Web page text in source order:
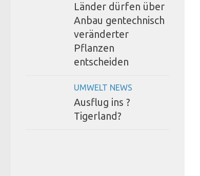
Länder dürfen über
Anbau gentechnisch
veränderter
Pflanzen
entscheiden
UMWELT NEWS
Ausflug ins ?
Tigerland?